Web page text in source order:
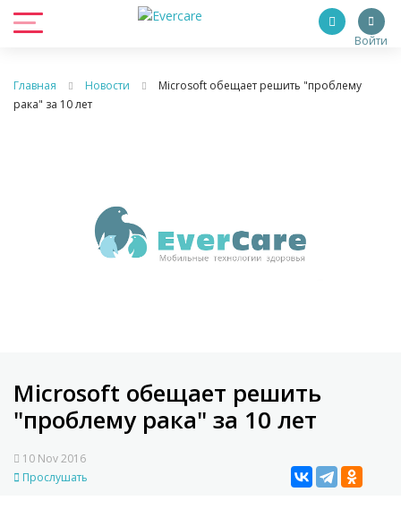
Войти
Главная Новости
Microsoft обещает решить "проблему
рака" за 10 лет
Microsoft обещает решить
"проблему рака" за 10 лет
10 Nov 2016
Прослушать